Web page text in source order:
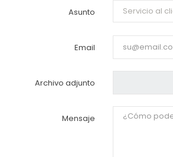
Asunto
Email
Archivo adjunto
Mensaje